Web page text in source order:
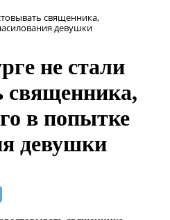
священника,
девушки
не стали
священника,
в попытке
девушки